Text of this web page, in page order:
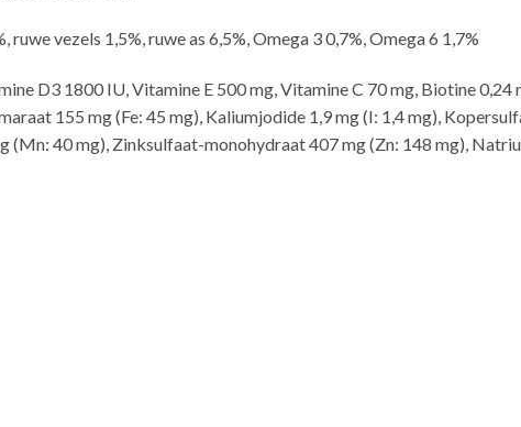
vezels 1,5%, ruwe as 6,5%, Omega 3 0,7%, Omega 6 1,7%
D3 1800 IU, Vitamine E 500 mg, Vitamine C 70 mg, Biotine 0,24
155 mg (Fe: 45 mg), Kaliumjodide 1,9 mg (I: 1,4 mg),
40 mg), Zinksulfaat-monohydraat 407 mg (Zn: 148 mg),